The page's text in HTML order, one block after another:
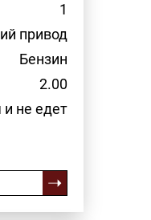
1
привод
Бензин
2.00
и не едет